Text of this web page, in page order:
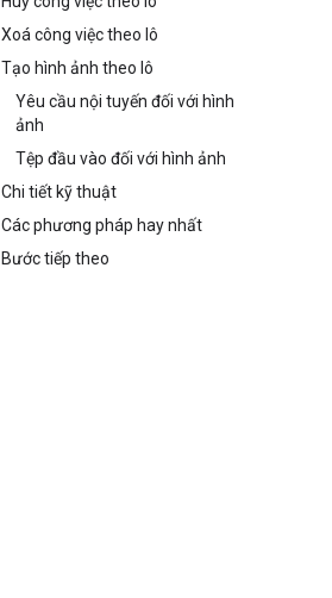
Xoá công việc theo lô
Tạo hình ảnh theo lô
Yêu cầu nội tuyến đối với hình
ảnh
Tệp đầu vào đối với hình ảnh
Chi tiết kỹ thuật
Các phương pháp hay nhất
Bước tiếp theo